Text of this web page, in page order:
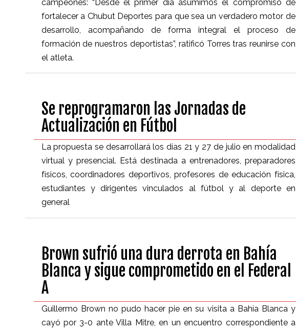
campeones: “Desde el primer día asumimos el compromiso de
fortalecer a Chubut Deportes para que sea un verdadero motor de
desarrollo, acompañando de forma integral el proceso de
formación de nuestros deportistas”, ratificó Torres tras reunirse con
el atleta.
Se reprogramaron las Jornadas de
Actualización en Fútbol
La propuesta se desarrollará los días 21 y 27 de julio en modalidad
virtual y presencial. Está destinada a entrenadores, preparadores
físicos, coordinadores deportivos, profesores de educación física,
estudiantes y dirigentes vinculados al fútbol y al deporte en
general
Brown sufrió una dura derrota en Bahía
Blanca y sigue comprometido en el Federal
A
Guillermo Brown no pudo hacer pie en su visita a Bahía Blanca y
cayó por 3-0 ante Villa Mitre, en un encuentro correspondiente a